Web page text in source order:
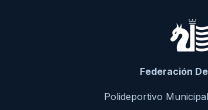
Federación
Polideportivo